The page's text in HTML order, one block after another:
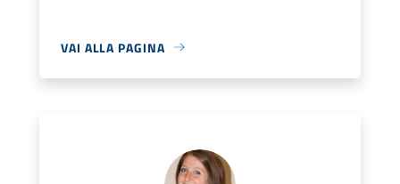
VAI ALLA PAGINA